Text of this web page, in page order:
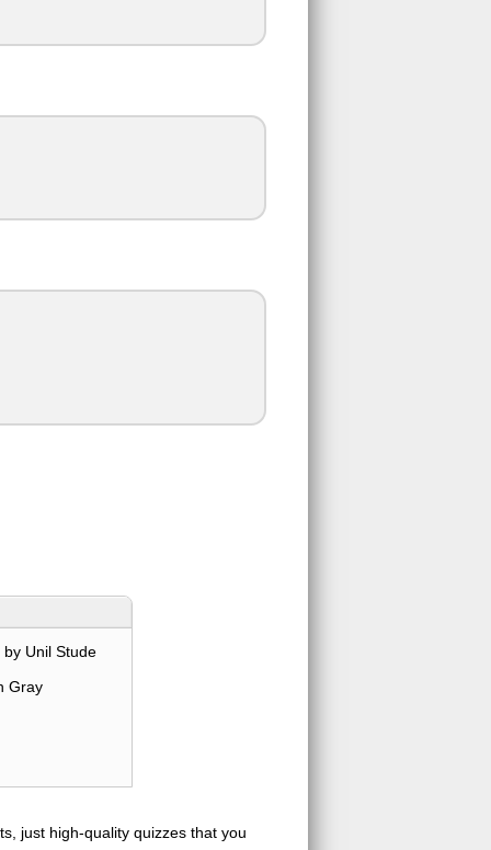
by Unil Stude
Gray
just high-quality quizzes that you